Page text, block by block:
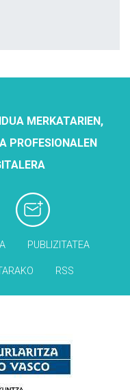
MERKATARIEN,
PROFESIONALEN
PUBLIZITATEA
RSS